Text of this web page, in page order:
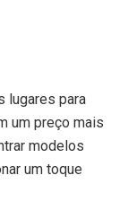
lugares para
um preço mais
modelos
um toque